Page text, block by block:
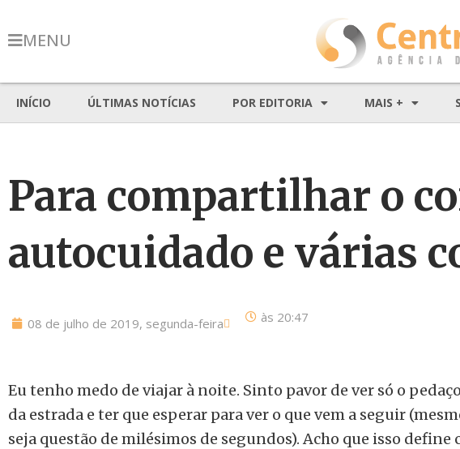
MENU
INÍCIO ÚLTIMAS NOTÍCIAS POR EDITORIA MAIS +
Para compartilhar o
autocuidado e várias
08 de julho de 2019, segunda-feira às 20:47
Eu tenho medo de viajar à noite. Sinto pavor de ver só o
da estrada e ter que esperar para ver o que vem a seguir
seja questão de milésimos de segundos). Acho que isso define